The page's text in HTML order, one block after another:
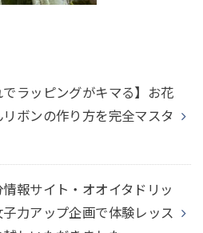
でラッピングがキマる】お花
リボンの作り方を完全マスタ
情報サイト・オオイタドリッ
子力アップ企画で体験レッス